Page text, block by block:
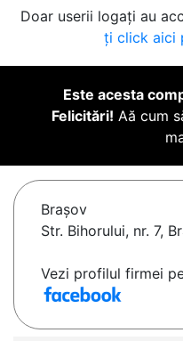
Doar userii logați au
ți click aici
Este acesta
Felicitări! Aă cum
Braşov
Str. Bihorului, nr. 7,
Vezi profilul firmei